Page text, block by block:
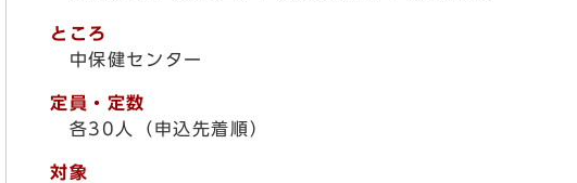
ところ
中保健センター
定員・定数
各30人（申込先着順）
対象